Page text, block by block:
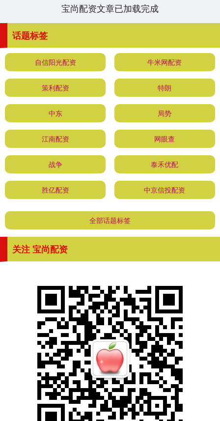
宝尚配资文章已加载完成
话题标签
自信阳光配资 牛米网配资
策利配资 特朗
中东 局势
江南配资 网眼查
战争 泰禾优配
胜亿配资 中京信投配资
全部话题标签
关注 宝尚配资